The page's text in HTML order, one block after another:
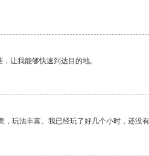
让我能够快速到达目的地。
玩法丰富。我已经玩了好几个小时，还没有